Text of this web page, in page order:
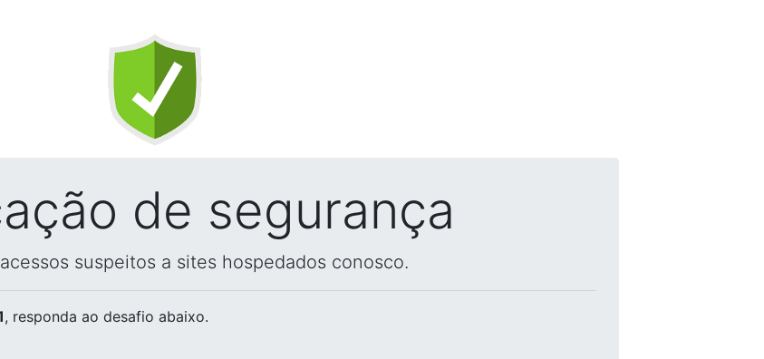
de segurança
suspeitos a sites hospedados conosco.
, responda ao desafio abaixo.